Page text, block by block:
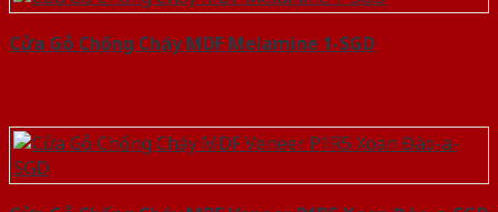
Cửa Gỗ Chống Cháy MDF Melamine 1-SGD